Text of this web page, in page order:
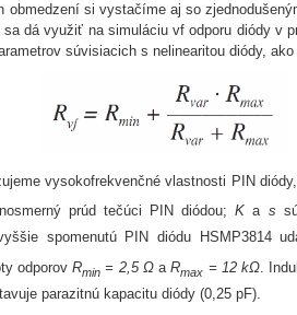
obmedzení si vystačíme aj so
sa dá využiť na simuláciu vf odporu diódy v
súvisiacich s nelinearitou diódy,
vysokofrekvenčné vlastnosti PIN
prúd tečúci PIN diódou;Ka s
spomenutú PIN diódu HSMP3814
odporov Rmin = 2,5 Ω aRmax = 12 kΩ.
parazitnú kapacitu diódy (0,25 pF).